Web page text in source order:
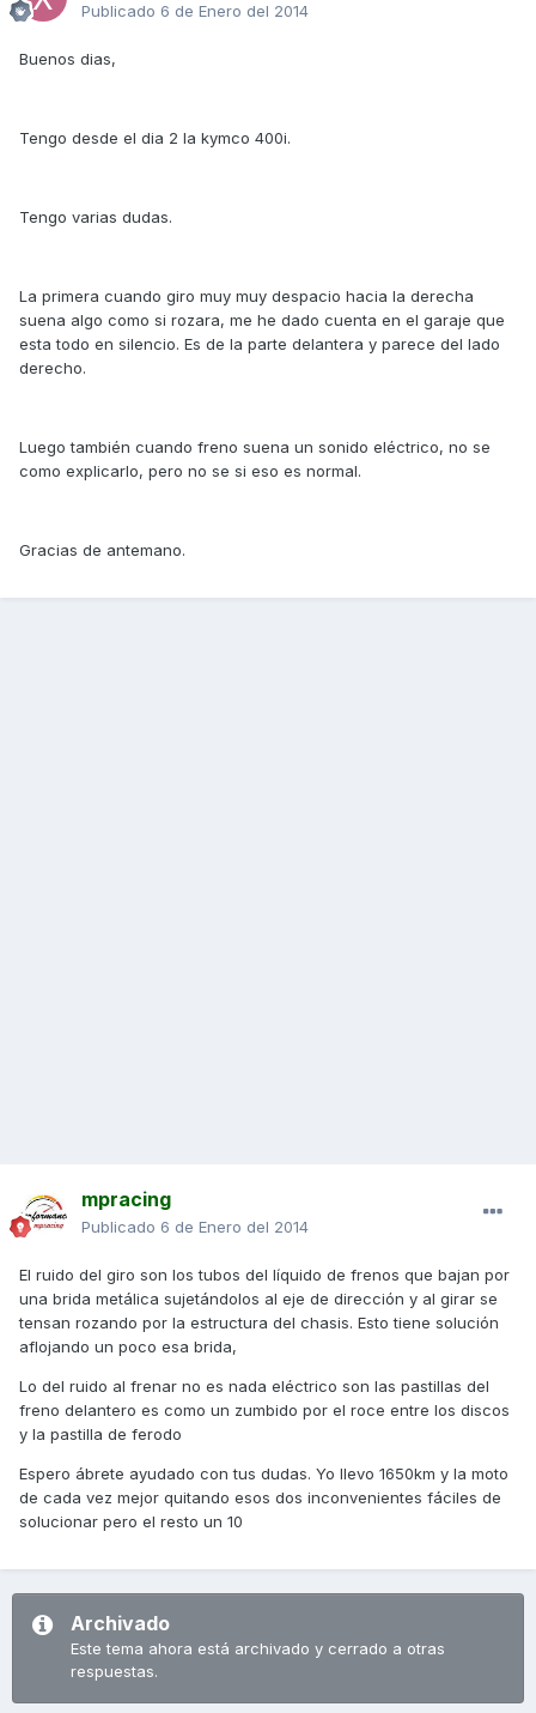
Publicado 6 de Enero del 2014
Buenos dias,
Tengo desde el dia 2 la kymco 400i.
Tengo varias dudas.
La primera cuando giro muy muy despacio hacia la derecha
suena algo como si rozara, me he dado cuenta en el garaje que
esta todo en silencio. Es de la parte delantera y parece del lado
derecho.
Luego también cuando freno suena un sonido eléctrico, no se
como explicarlo, pero no se si eso es normal.
Gracias de antemano.
mpracing
Publicado 6 de Enero del 2014
El ruido del giro son los tubos del líquido de frenos que bajan por
una brida metálica sujetándolos al eje de dirección y al girar se
tensan rozando por la estructura del chasis. Esto tiene solución
aflojando un poco esa brida,
Lo del ruido al frenar no es nada eléctrico son las pastillas del
freno delantero es como un zumbido por el roce entre los discos
y la pastilla de ferodo
Espero ábrete ayudado con tus dudas. Yo llevo 1650km y la moto
de cada vez mejor quitando esos dos inconvenientes fáciles de
solucionar pero el resto un 10
Archivado
Este tema ahora está archivado y cerrado a otras
respuestas.